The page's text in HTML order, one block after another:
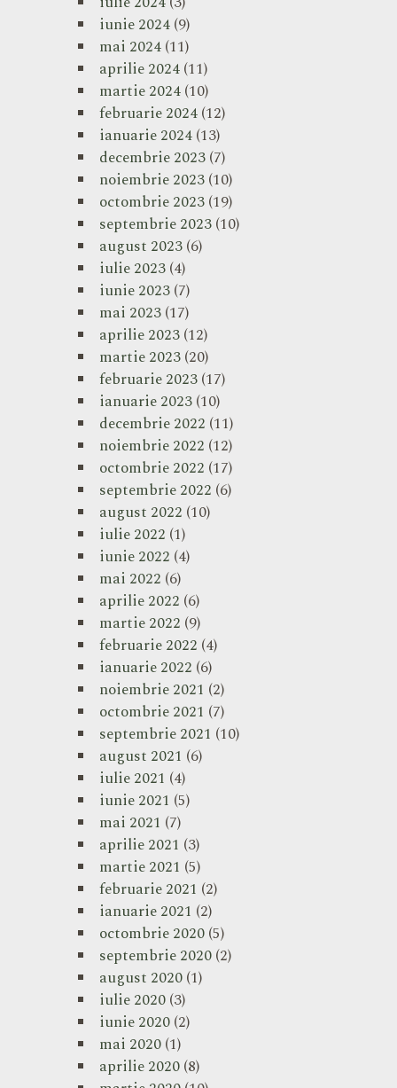
iunie 2024(9)
mai 2024(11)
aprilie 2024(11)
martie 2024(10)
februarie 2024(12)
ianuarie 2024(13)
decembrie 2023(7)
noiembrie 2023(10)
octombrie 2023(19)
septembrie 2023(10)
august 2023(6)
iulie 2023(4)
iunie 2023(7)
mai 2023(17)
aprilie 2023(12)
martie 2023(20)
februarie 2023(17)
ianuarie 2023(10)
decembrie 2022 (11)
noiembrie 2022 (12)
octombrie 2022 (17)
septembrie 2022 (6)
august 2022 (10)
iulie 2022 (1)
iunie 2022 (4)
mai 2022 (6)
aprilie 2022 (6)
martie 2022 (9)
februarie 2022 (4)
ianuarie 2022 (6)
noiembrie 2021 (2)
octombrie 2021 (7)
septembrie 2021 (10)
august 2021 (6)
iulie 2021 (4)
iunie 2021 (5)
mai 2021 (7)
aprilie 2021 (3)
martie 2021 (5)
februarie 2021 (2)
ianuarie 2021 (2)
octombrie 2020(5)
septembrie 2020(2)
august 2020(1)
iulie 2020(3)
iunie 2020(2)
mai 2020(1)
aprilie 2020(8)